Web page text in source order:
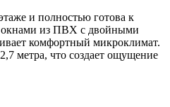
и полностью готова к
из ПВХ с двойными
комфортный микроклимат.
метра, что создает ощущение